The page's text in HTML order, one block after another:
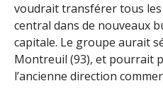
voudrait transférer tous
central dans de nouveaux
capitale. Le groupe aurait
Montreuil (93), et pourrait
l’ancienne direction